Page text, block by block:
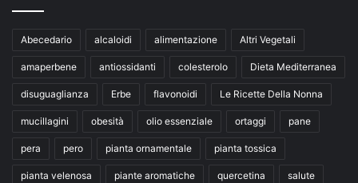
Abecedario alcaloidi alimentazione Altri Vegetali
amaperbene antiossidanti colesterolo Dieta Mediterranea
disuguaglianza Erbe flavonoidi Le Ricette Della Nonna
mucillagini obesità olio essenziale ortaggi pane
pera pero pianta ornamentale pianta tossica
pianta velenosa piante aromatiche quercetina salute